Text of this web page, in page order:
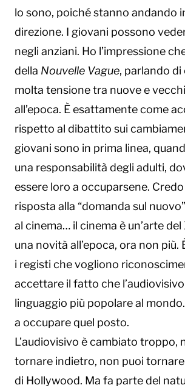
lo sono, poiché stanno andando
direzione. I giovani possono
negli anziani. Ho l’impressione
della Nouvelle Vague, parlando di
molta tensione tra nuove e
all’epoca. È esattamente come
rispetto al dibattito sui
giovani sono in prima linea,
una responsabilità degli adulti,
essere loro a occuparsene.
risposta alla “domanda sul
al cinema… il cinema è un’arte del
una novità all’epoca, ora non più.
i registi che vogliono
accettare il fatto che
linguaggio più popolare al
a occupare quel posto.
L’audiovisivo è cambiato troppo,
tornare indietro, non puoi
di Hollywood. Ma fa parte del